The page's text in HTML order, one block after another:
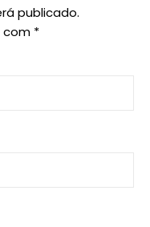
publicado.
com *